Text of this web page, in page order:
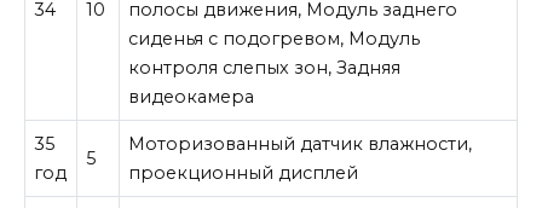
34 10
полосы движения, Модуль заднего
сиденья с подогревом, Модуль
контроля слепых зон, Задняя
видеокамера
35
год
5
Моторизованный датчик влажности,
проекционный дисплей